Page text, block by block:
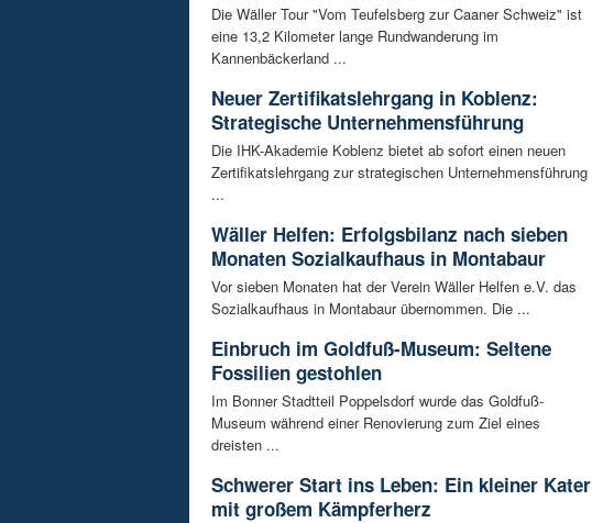
Die Wäller Tour "Vom Teufelsberg zur Caaner Schweiz" ist
eine 13,2 Kilometer lange Rundwanderung im
Kannenbäckerland ...
Neuer Zertifikatslehrgang in Koblenz:
Strategische Unternehmensführung
Die IHK-Akademie Koblenz bietet ab sofort einen neuen
Zertifikatslehrgang zur strategischen Unternehmensführung
...
Wäller Helfen: Erfolgsbilanz nach sieben
Monaten Sozialkaufhaus in Montabaur
Vor sieben Monaten hat der Verein Wäller Helfen e.V. das
Sozialkaufhaus in Montabaur übernommen. Die ...
Einbruch im Goldfuß-Museum: Seltene
Fossilien gestohlen
Im Bonner Stadtteil Poppelsdorf wurde das Goldfuß-
Museum während einer Renovierung zum Ziel eines
dreisten ...
Schwerer Start ins Leben: Ein kleiner Kater
mit großem Kämpferherz